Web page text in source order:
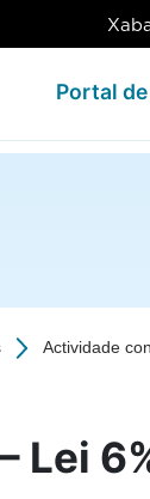
Portal
Actividade
Lei